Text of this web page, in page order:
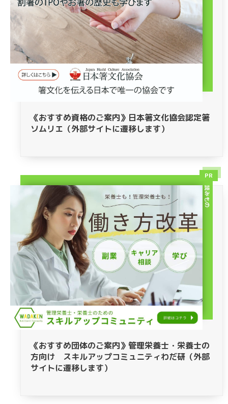
《おすすめ資格のご案内》日本箸文化協会認定箸
ソムリエ（外部サイトに遷移します）
読みもの
《おすすめ団体のご案内》管理栄養士・栄養士の
方向け スキルアップコミュニティわだ研（外部
サイトに遷移します）
PR